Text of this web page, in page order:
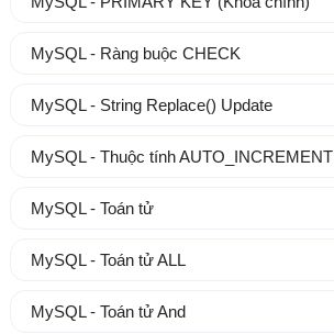
MySQL - Ràng buộc CHECK
MySQL - String Replace() Update
MySQL - Thuộc tính AUTO_INCREMENT
MySQL - Toán tử
MySQL - Toán tử ALL
MySQL - Toán tử And